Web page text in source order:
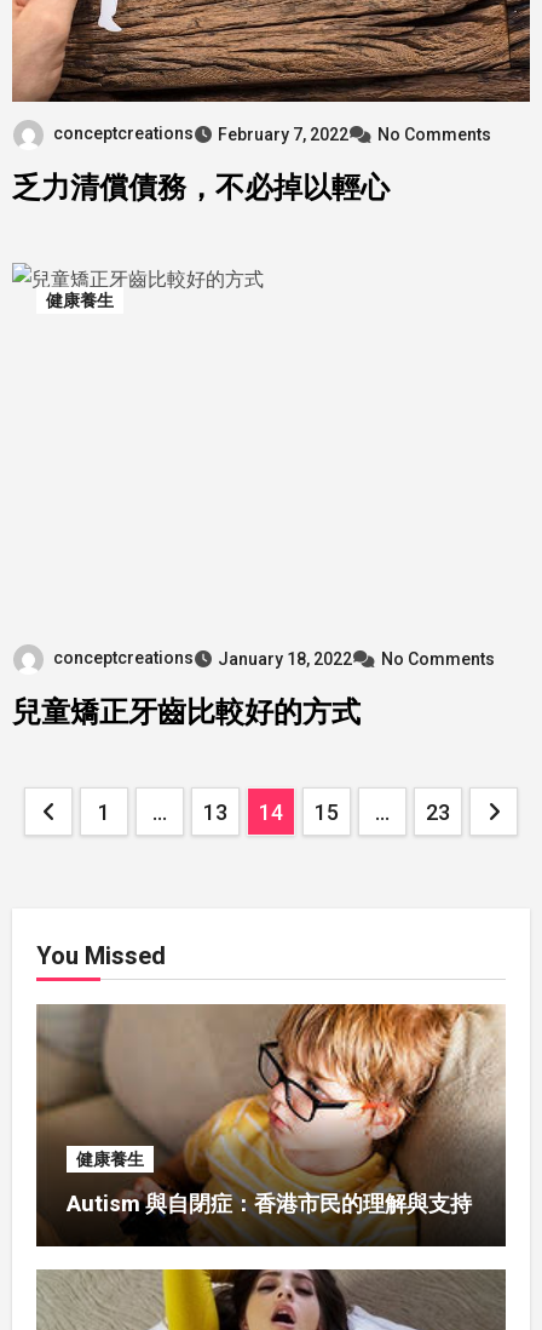
conceptcreations February 7, 2022 No Comments
乏力清償債務，不必掉以輕心
健康養生
conceptcreations January 18, 2022 No Comments
兒童矯正牙齒比較好的方式
Posts
1 … 13 14 15 … 23
You Missed
健康養生
Autism 與自閉症：香港市民的理解與支持